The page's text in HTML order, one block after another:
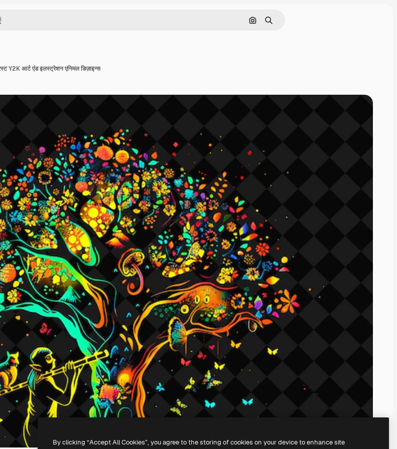
इमेज से खोजें
खोजें
Y2K आर्ट एंड इलस्ट्रेशन एनिमल डिज़ाइन्स
By clicking “Accept All Cookies”, you agree to the storing of cookies on your device to enhance site